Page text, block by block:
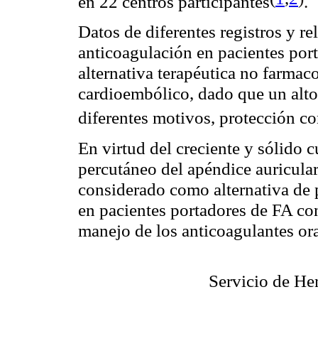
Datos de diferentes registros y
anticoagulación en pacientes
alternativa terapéutica no
cardioembólico, dado que un
diferentes motivos, protección
En virtud del creciente y sólido
percutáneo del apéndice
considerado como alternativa
en pacientes portadores de FA
manejo de los anticoagulantes
Servicio de